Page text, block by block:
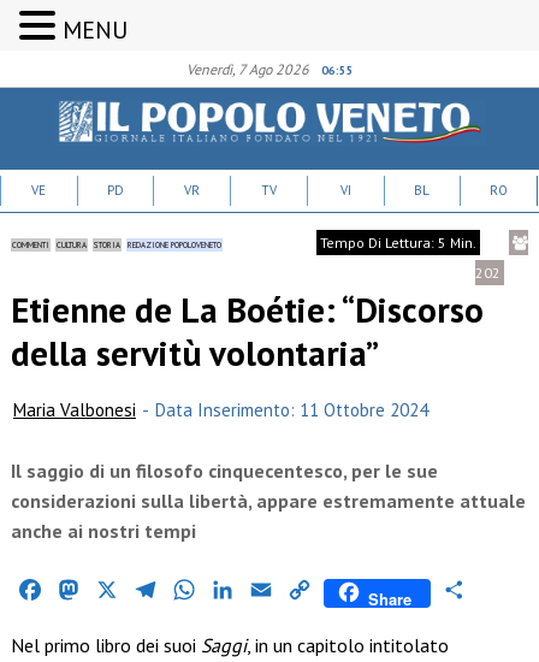
Venerdì, 7 Ago 2026 06:55
VE PD VR TV VI BL RO
COMMENTI CULTURA STORIA REDAZIONE POPOLOVENETO
Tempo Di Lettura: 5 Min.
202
Etienne de La Boétie: “Discorso
della servitù volontaria”
Maria Valbonesi - Data Inserimento: 11 Ottobre 2024
Il saggio di un filosofo cinquecentesco, per le sue
considerazioni sulla libertà, appare estremamente attuale
anche ai nostri tempi
FacebookMastodon TelegramWhatsAppLinkedIn
Email Copy
Share
Nel primo libro dei suoi Saggi, in un capitolo intitolato
MENU